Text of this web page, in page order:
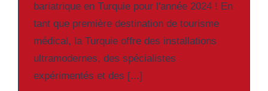
bariatrique en Turquie pour l'année 2024 ! En
tant que première destination de tourisme
médical, la Turquie offre des installations
ultramodernes, des spécialistes
expérimentés et des [...]